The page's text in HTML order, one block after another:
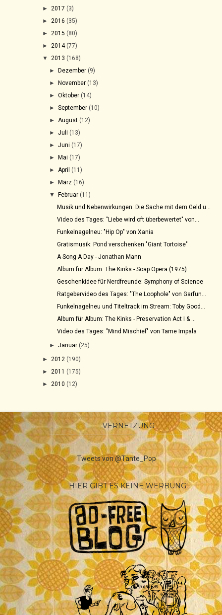
► 2017 (3)
► 2016 (35)
► 2015 (80)
► 2014 (77)
▼ 2013 (168)
►Dezember (9)
►November (13)
►Oktober (14)
►September (10)
► August (12)
►Juli (13)
►Juni (17)
►Mai (17)
► April (11)
►März (16)
▼Februar (11)
Musik und Nebenwirkungen: Die Sache mit dem Geld u...
Video des Tages: "Liebe wird oft überbewertet" von...
Funkelnagelneu: "Hip Op" von Xania
Gratismusik: Pond verschenken "Giant Tortoise"
A Song A Day - Jonathan Mann
Album für Album: The Kinks - Soap Opera (1975)
Geschenkidee für Nerdfreunde: Symphony of Science
Ratgebervideo des Tages: "The Loophole" von Garfun...
Funkelnagelneu und Titeltrack im Stream: Toby Good...
Album für Album: The Kinks - Preservation Act I & ...
Video des Tages: "Mind Mischief" von Tame Impala
►Januar (25)
► 2012 (190)
► 2011 (175)
► 2010 (12)
VERNETZUNG
Tweets von @Tante_Pop
HIER GIBT ES KEINE WERBUNG!